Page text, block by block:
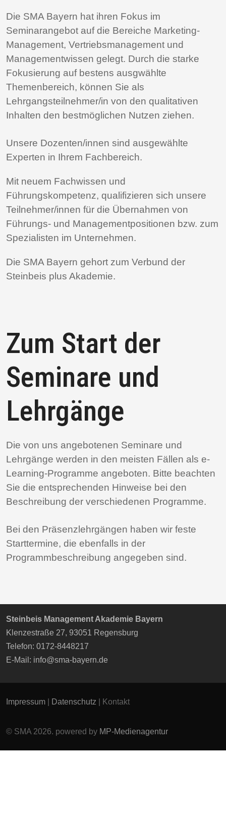
Die SMA Bayern hat ihren Fokus im
Seminarangebot auf die Bereiche Marketing-
Management, Vertriebsmanagement und
Managementwissen gelegt. Durch die starke
Fokusierung auf bestens ausgwählte
Themenbereich, können Sie als
Lehrgangsteilnehmer/in von den qualitativen
Inhalten den bestmöglichen Nutzen ziehen.
Unsere Dozenten/innen sind ausgewählte
Experten in Ihrem Fachbereich.
Mit neuem Fachwissen und
Führungskompetenz, qualifizieren sich unsere
Teilnehmer/innen für die Übernahmen von
Führungs- und Managementpositionen bzw. zum
Spezialisten im Unternehmen.
Die SMA Bayern gehort zum Verbund der
Steinbeis plus Akademie.
Zum Start der
Seminare und
Lehrgänge
Die von uns angebotenen Seminare und
Lehrgänge werden in den meisten Fällen als e-
Learning-Programme angeboten. Bitte beachten
Sie die entsprechenden Hinweise bei den
Beschreibung der verschiedenen Programme.
Bei den Präsenzlehrgängen haben wir feste
Starttermine, die ebenfalls in der
Programmbeschreibung angegeben sind.
Steinbeis Management Akademie Bayern
Klenzestraße 27, 93051 Regensburg
Telefon: 0172-8448217
E-Mail: info@sma-bayern.de
Impressum Datenschutz | Kontakt
© SMA 2026. powered by MP-Medienagentur